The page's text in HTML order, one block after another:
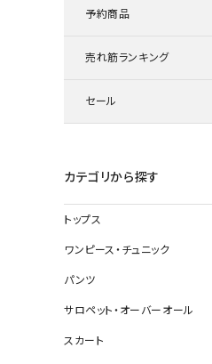
予約商品
売れ筋ランキング
セール
カテゴリから探す
トップス
ワンピース・チュニック
パンツ
サロペット・オーバーオール
スカート